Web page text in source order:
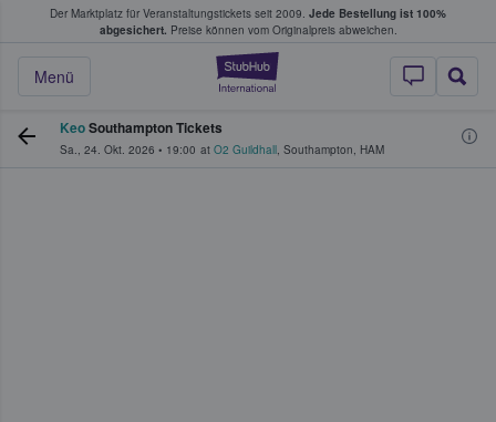
Der Marktplatz für Veranstaltungstickets seit 2009. Jede Bestellung ist 100%
abgesichert. Preise können vom Originalpreis abweichen.
StubHub - Wo
Menü
Tickets kaufen & verkaufen
KeoSouthampton Tickets
Sa., 24. Okt. 2026 • 19:00 at O2 Guildhall, Southampton, HAM